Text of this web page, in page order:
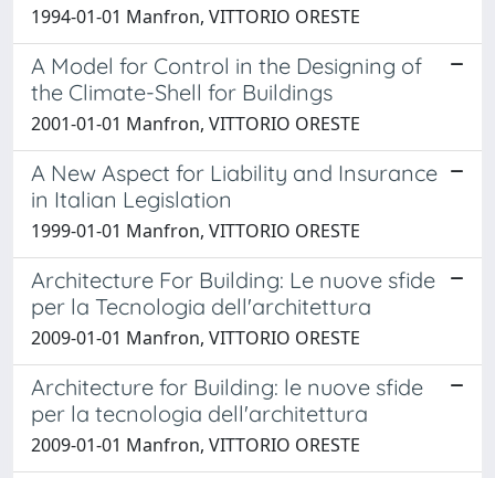
1994-01-01 Manfron, VITTORIO ORESTE
A Model for Control in the Designing of
the Climate-Shell for Buildings
2001-01-01 Manfron, VITTORIO ORESTE
A New Aspect for Liability and Insurance
in Italian Legislation
1999-01-01 Manfron, VITTORIO ORESTE
Architecture For Building: Le nuove sfide
per la Tecnologia dell'architettura
2009-01-01 Manfron, VITTORIO ORESTE
Architecture for Building: le nuove sfide
per la tecnologia dell'architettura
2009-01-01 Manfron, VITTORIO ORESTE